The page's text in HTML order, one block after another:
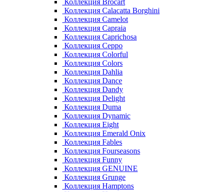
Коллекция Brocart
Коллекция Calacatta Borghini
Коллекция Camelot
Коллекция Capraia
Коллекция Caprichosa
Коллекция Ceppo
Коллекция Colorful
Коллекция Colors
Коллекция Dahlia
Коллекция Dance
Коллекция Dandy
Коллекция Delight
Коллекция Duma
Коллекция Dynamic
Коллекция Eight
Коллекция Emerald Onix
Коллекция Fables
Коллекция Fourseasons
Коллекция Funny
Коллекция GENUINE
Коллекция Grunge
Коллекция Hamptons